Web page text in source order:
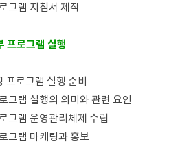
그램 지침서 제작
프로그램 실행
프로그램 실행 준비
그램 실행의 의미와 관련 요인
그램 운영관리체제 수립
그램 마케팅과 홍보